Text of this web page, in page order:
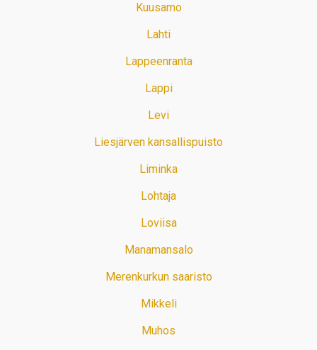
Kuusamo
Lahti
Lappeenranta
Lappi
Levi
Liesjärven kansallispuisto
Liminka
Lohtaja
Loviisa
Manamansalo
Merenkurkun saaristo
Mikkeli
Muhos